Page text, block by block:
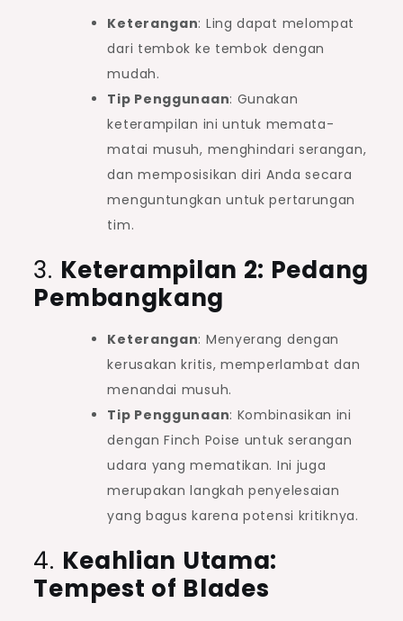
Keterangan: Ling dapat melompat
dari tembok ke tembok dengan
mudah.
Tip Penggunaan: Gunakan
keterampilan ini untuk memata-
matai musuh, menghindari serangan,
dan memposisikan diri Anda secara
menguntungkan untuk pertarungan
tim.
3. Keterampilan 2: Pedang
Pembangkang
Keterangan: Menyerang dengan
kerusakan kritis, memperlambat dan
menandai musuh.
Tip Penggunaan: Kombinasikan ini
dengan Finch Poise untuk serangan
udara yang mematikan. Ini juga
merupakan langkah penyelesaian
yang bagus karena potensi kritiknya.
4. Keahlian Utama:
Tempest of Blades